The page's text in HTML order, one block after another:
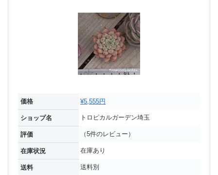
価格 ¥5,555円
ショップ名 トロピカルガーデン埼玉
評価 （5件のレビュー）
在庫状況 在庫あり
送料 送料別